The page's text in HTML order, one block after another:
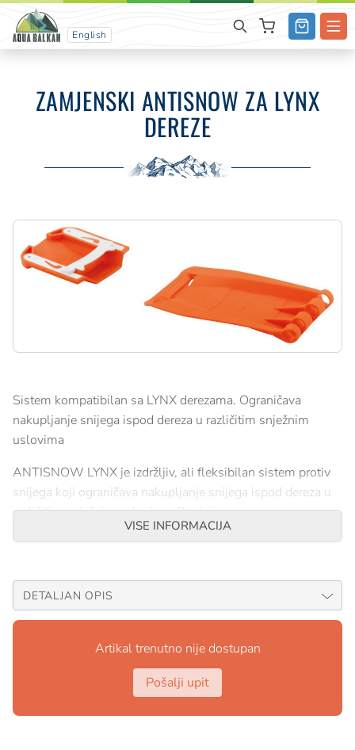
English
ZAMJENSKI ANTISNOW ZA LYNX
DEREZE
Sistem kompatibilan sa LYNX derezama. Ograničava
nakupljanje snijega ispod dereza u različitim snježnim
uslovima
ANTISNOW LYNX je izdržljiv, ali fleksibilan sistem protiv
snijega koji ograničava nakupljanje snijega ispod dereza u
različitim snježnim uslovima. Prodaje se u paru, za
opremanje para LYNX dereza (U034AA00).
Težina: 105 g
VISE INFORMACIJA
DETALJAN OPIS
Artikal trenutno nije dostupan
Pošalji upit